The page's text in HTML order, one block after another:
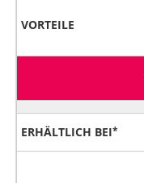
VORTEILE
ERHÄLTLICH BEI